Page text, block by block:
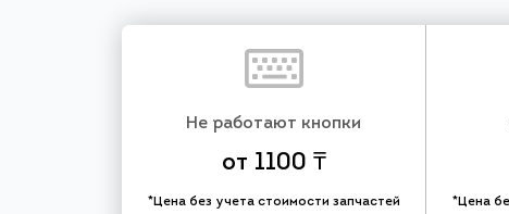
Не работают кнопки
от 1100 ₸
*Цена без учета стоимости запчастей *Цена